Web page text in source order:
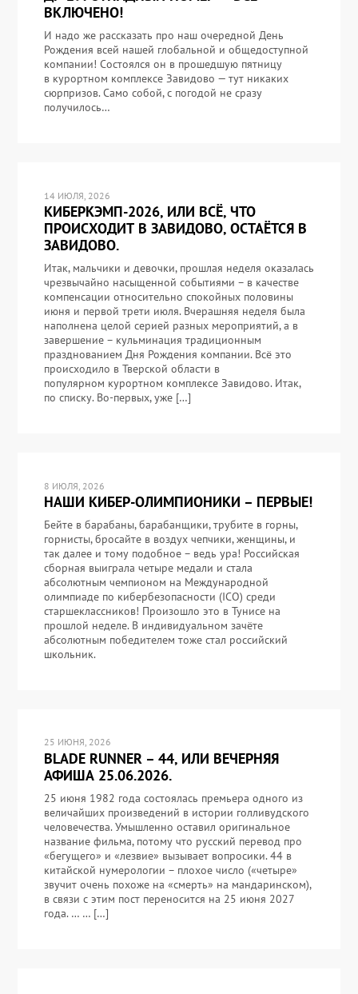
ВКЛЮЧЕНО!
И надо же рассказать про наш очередной День
Рождения всей нашей глобальной и общедоступной
компании! Состоялся он в прошедшую пятницу
в курортном комплексе Завидово — тут никаких
сюрпризов. Само собой, с погодой не сразу
получилось…
14 ИЮЛЯ, 2026
КИБЕРКЭМП-2026, ИЛИ ВСЁ, ЧТО
ПРОИСХОДИТ В ЗАВИДОВО, ОСТАЁТСЯ В
ЗАВИДОВО.
Итак, мальчики и девочки, прошлая неделя оказалась
чрезвычайно насыщенной событиями – в качестве
компенсации относительно спокойных половины
июня и первой трети июля. Вчерашняя неделя была
наполнена целой серией разных мероприятий, а в
завершение – кульминация традиционным
празднованием Дня Рождения компании. Всё это
происходило в Тверской области в
популярном курортном комплексе Завидово. Итак,
по списку. Во-первых, уже […]
8 ИЮЛЯ, 2026
НАШИ КИБЕР-ОЛИМПИОНИКИ – ПЕРВЫЕ!
Бейте в барабаны, барабанщики, трубите в горны,
горнисты, бросайте в воздух чепчики, женщины, и
так далее и тому подобное – ведь ура! Российская
сборная выиграла четыре медали и стала
абсолютным чемпионом на Международной
олимпиаде по кибербезопасности (ICO) среди
старшеклассников! Произошло это в Тунисе на
прошлой неделе. В индивидуальном зачёте
абсолютным победителем тоже стал российский
школьник.
25 ИЮНЯ, 2026
BLADE RUNNER – 44, ИЛИ ВЕЧЕРНЯЯ
АФИША 25.06.2026.
25 июня 1982 года состоялась премьера одного из
величайших произведений в истории голливудского
человечества. Умышленно оставил оригинальное
название фильма, потому что русский перевод про
«бегущего» и «лезвие» вызывает вопросики. 44 в
китайской нумерологии – плохое число («четыре»
звучит очень похоже на «смерть» на мандаринском),
в связи с этим пост переносится на 25 июня 2027
года. … … […]